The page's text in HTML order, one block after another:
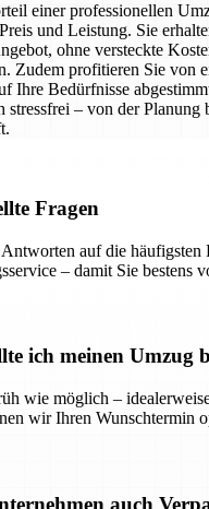
einer professionellen
und Leistung. Sie
ohne versteckte
Zudem profitieren Sie von
Ihre Bedürfnisse
– von der Planung
Fragen
auf die häufigsten
– damit Sie bestens
ich meinen Umzug
wie möglich –
wir Ihren Wunschtermin
auch